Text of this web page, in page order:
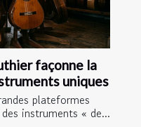
façonne la
uniques
plateformes
instruments « de...